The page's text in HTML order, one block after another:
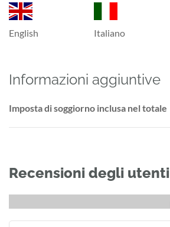
English Italiano
Informazioni aggiuntive
Imposta di soggiorno inclusa nel totale
Recensioni degli utenti